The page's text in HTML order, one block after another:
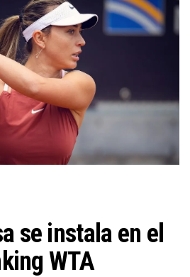
música.
se instala en el
WTA